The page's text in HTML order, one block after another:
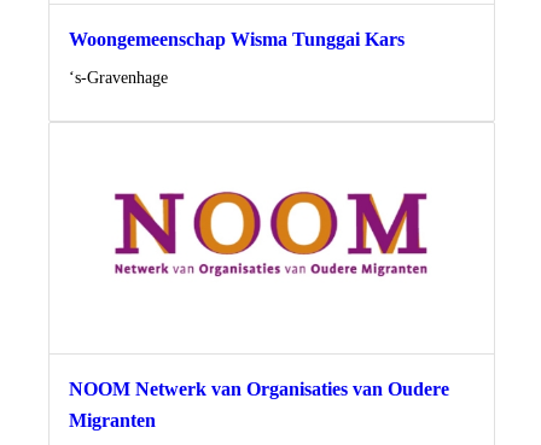
Woongemeenschap Wisma Tunggai Kars
Locatie
‘s-Gravenhage
NOOM Netwerk van Organisaties van Oudere
Migranten